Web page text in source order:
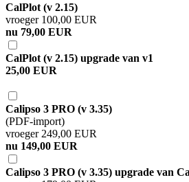
CalPlot (v 2.15)
vroeger 100,00 EUR
nu 79,00 EUR
CalPlot (v 2.15) upgrade van v1
25,00 EUR
Calipso 3 PRO (v 3.35)
(PDF-import)
vroeger 249,00 EUR
nu 149,00 EUR
Calipso 3 PRO (v 3.35) upgrade van